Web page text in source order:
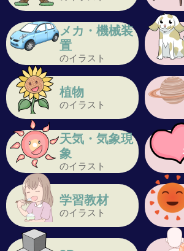
メカ・機械装
置
のイラスト
植物
のイラスト
天気・気象現
象
のイラスト
学習教材
のイラスト